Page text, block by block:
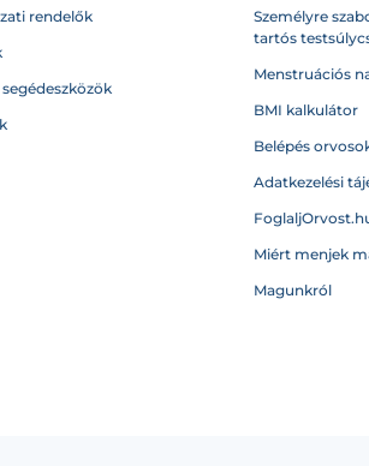
rendelők
Személyre
tartós
Menstruációs
BMI kalkulátor
Belépés
Adatkezelési
Miért menjek
Magunkról